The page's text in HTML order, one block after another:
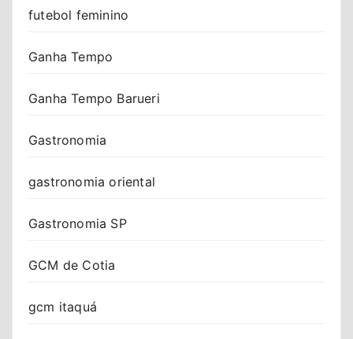
futebol feminino
Ganha Tempo
Ganha Tempo Barueri
Gastronomia
gastronomia oriental
Gastronomia SP
GCM de Cotia
gcm itaquá